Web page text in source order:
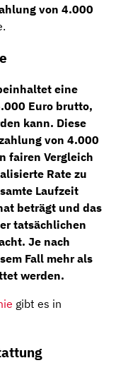
von 4.000
eine
Euro brutto,
kann. Diese
von 4.000
fairen Vergleich
Rate zu
Laufzeit
beträgt und das
tatsächlichen
Je nach
Fall mehr als
werden.
gibt es in